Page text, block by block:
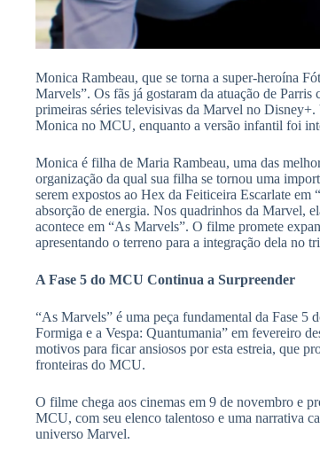
Monica Rambeau, que se torna a super-heroína
Marvels”. Os fãs já gostaram da atuação de
primeiras séries televisivas da Marvel no Disney+.
Monica no MCU, enquanto a versão infantil foi
Monica é filha de Maria Rambeau, uma das
organização da qual sua filha se tornou uma
serem expostos ao Hex da Feiticeira Escarlate
absorção de energia. Nos quadrinhos da Marvel,
acontece em “As Marvels”. O filme promete
apresentando o terreno para a integração dela no
A Fase 5 do MCU Continua a Surpreender
“As Marvels” é uma peça fundamental da Fase
Formiga e a Vespa: Quantumania” em fevereiro
motivos para ficar ansiosos por esta estreia, que
fronteiras do MCU.
O filme chega aos cinemas em 9 de novembro e
MCU, com seu elenco talentoso e uma narrativa
universo Marvel.